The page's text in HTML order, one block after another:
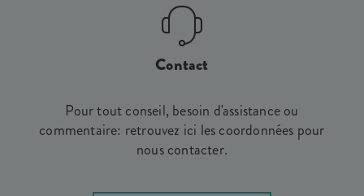
Contact
Pour tout conseil, besoin d'assistance ou
commentaire: retrouvez ici les coordonnées pour
nous contacter.